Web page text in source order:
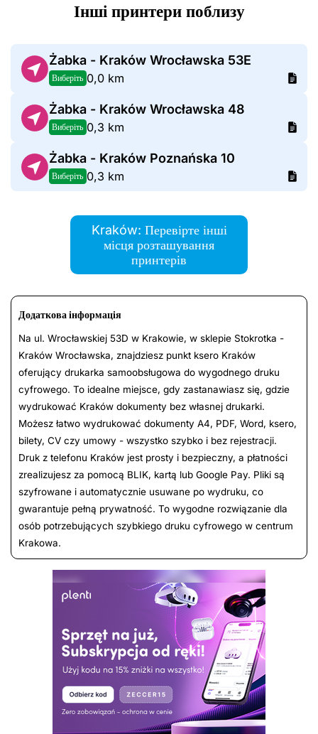
Інші принтери поблизу
Żabka - Kraków Wrocławska 53E
Виберіть 0,0 km
Żabka - Kraków Wrocławska 48
Виберіть 0,3 km
Żabka - Kraków Poznańska 10
Виберіть 0,3 km
Kraków: Перевірте інші
місця розташування
принтерів
Додаткова інформація
Na ul. Wrocławskiej 53D w Krakowie, w sklepie Stokrotka -
Kraków Wrocławska, znajdziesz punkt ksero Kraków
oferujący drukarka samoobsługowa do wygodnego druku
cyfrowego. To idealne miejsce, gdy zastanawiasz się, gdzie
wydrukować Kraków dokumenty bez własnej drukarki.
Możesz łatwo wydrukować dokumenty A4, PDF, Word, ksero,
bilety, CV czy umowy - wszystko szybko i bez rejestracji.
Druk z telefonu Kraków jest prosty i bezpieczny, a płatności
zrealizujesz za pomocą BLIK, kartą lub Google Pay. Pliki są
szyfrowane i automatycznie usuwane po wydruku, co
gwarantuje pełną prywatność. To wygodne rozwiązanie dla
osób potrzebujących szybkiego druku cyfrowego w centrum
Krakowa.